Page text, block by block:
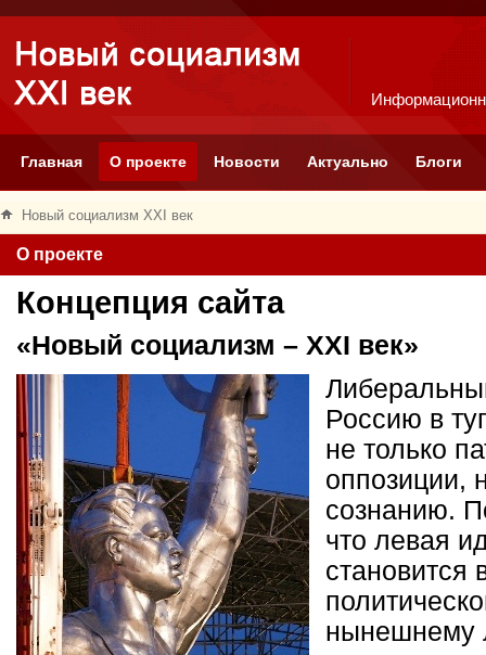
Главная О проекте Новости Актуально Блоги
Новый социализм XXI век
О проекте
Концепция сайта
«Новый социализм – XXI век»
Россию в
не только
оппозиции,
сознанию.
что левая
становится
нынешнему